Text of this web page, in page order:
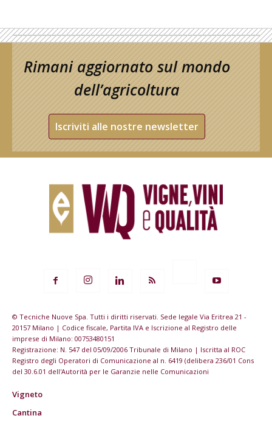
Rimani aggiornato sul mondo
dell’agricoltura
Iscriviti alle nostre newsletter
© Tecniche Nuove Spa. Tutti i diritti riservati. Sede legale Via Eritrea 21 -
20157 Milano | Codice fiscale, Partita IVA e Iscrizione al Registro delle
imprese di Milano: 00753480151
Registrazione: N. 547 del 05/09/2006 Tribunale di Milano | Iscritta al ROC
Registro degli Operatori di Comunicazione al n. 6419 (delibera 236/01 Cons
del 30.6.01 dell'Autorità per le Garanzie nelle Comunicazioni
Vigneto
Cantina